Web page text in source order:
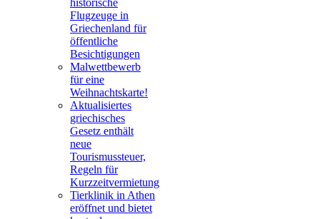
historische
Flugzeuge in
Griechenland für
öffentliche
Besichtigungen
Malwettbewerb
für eine
Weihnachtskarte!
Aktualisiertes
griechisches
Gesetz enthält
neue
Tourismussteuer,
Regeln für
Kurzzeitvermietung
Tierklinik in Athen
eröffnet und bietet